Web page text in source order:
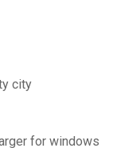
city
for windows